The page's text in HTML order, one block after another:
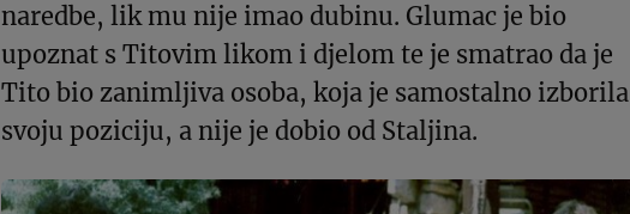
naredbe, lik mu nije imao dubinu. Glumac je bio
upoznat s Titovim likom i djelom te je smatrao da je
Tito bio zanimljiva osoba, koja je samostalno izborila
svoju poziciju, a nije je dobio od Staljina.